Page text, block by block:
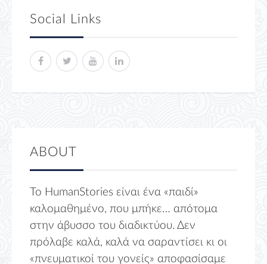
Social Links
ABOUT
Το HumanStories είναι ένα «παιδί»
καλομαθημένο, που μπήκε… απότομα
στην άβυσσο του διαδικτύου. Δεν
πρόλαβε καλά, καλά να σαραντίσει κι οι
«πνευματικοί του γονείς» αποφασίσαμε